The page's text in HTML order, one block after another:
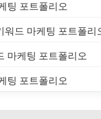
팅 포트폴리오
워드 마케팅 포트폴리
마케팅 포트폴리오
팅 포트폴리오